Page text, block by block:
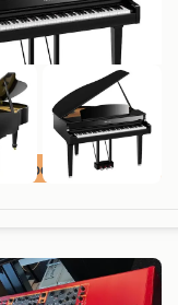
beoordeeld